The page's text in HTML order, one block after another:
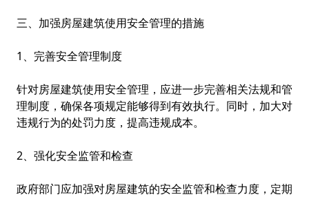
三、加强房屋建筑使用安全管理的措施
1、完善安全管理制度
针对房屋建筑使用安全管理，应进一步完善相关法规和管
理制度，确保各项规定能够得到有效执行。同时，加大对
违规行为的处罚力度，提高违规成本。
2、强化安全监管和检查
政府部门应加强对房屋建筑的安全监管和检查力度，定期